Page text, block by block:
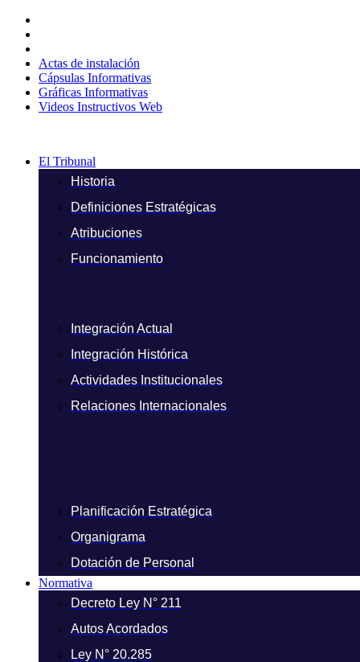
contenido
Actas de instalación
Cápsulas Informativas
Gráficas Informativas
Videos Instructivos Web
El Tribunal
Historia
Definiciones Estratégicas
Atribuciones
Funcionamiento
Integración Actual
Integración Histórica
Actividades Institucionales
Relaciones Internacionales
Planificación Estratégica
Organigrama
Dotación de Personal
Normativa
Decreto Ley N° 211
Autos Acordados
Ley N° 20.285